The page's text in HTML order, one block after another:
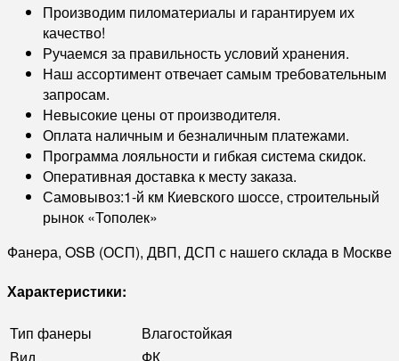
Производим пиломатериалы и гарантируем их
качество!
Ручаемся за правильность условий хранения.
Наш ассортимент отвечает самым требовательным
запросам.
Невысокие цены от производителя.
Оплата наличным и безналичным платежами.
Программа лояльности и гибкая система скидок.
Оперативная доставка к месту заказа.
Самовывоз:1-й км Киевского шоссе, строительный
рынок «Тополек»
Фанера, OSB (ОСП), ДВП, ДСП с нашего склада в Москве
Характеристики:
Тип фанеры
Влагостойкая